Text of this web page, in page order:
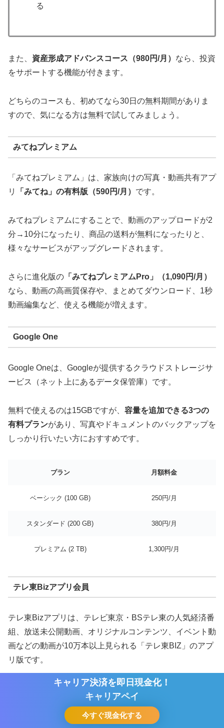
る
また、 資産形成アドバンスコース（980円/月） なら、投資
をサポートする機能が付きます。
どちらのコースも、初めてなら30日の無料期間がありま
すので、気になる方は無料で試してみましょう。
みてねプレミアム
「みてねプレミアム」は、家族向けの写真・動画共有アプ
リ
「みてね」の有料版（590円/月） です。
みてねプレミアムにすることで、動画のアップロードが2
分→10分になったり、商品の送料が無料になったりと、
様々なサービスがアップグレードされます。
さらに進化版の 「みてねプレミアムPro」（1,090円/月）
なら、動画の高画質保存や、まとめてダウンロード、1秒
動画編集など、使える機能が増えます。
Google One
Google Oneは、Googleが提供するクラウドストレージサ
ービス（ネット上にあるデータ保管庫）です。
無料で使えるのは15GBですが、 容量を追加できる3つの
有料プランがあり、写真やドキュメントのバックアップを
しっかり行いたい方におすすめです。
プラン 月額料金
ベーシック (100 GB) 250円/月
スタンダード (200 GB) 380円/月
プレミアム (2 TB) 1,300円/月
テレ東Bizアプリ会員
テレ東Bizアプリは、テレビ東京・BSテレ東の人気経済番
組、放送未公開動画、オリジナルコンテンツ、イベント動
画などの動画が10万本以上見られる「テレ東BIZ」のアプ
リ版です。
個人投資家が情報源にしている番組として有名な「News
モーニングサテライト」や、「WBS（ワールドビジネス
サテライト）」をいつでも視聴可能。
キャリア決済を即日現金化！
キャリアペイ
今すぐ現金化する
キャリア決済を即日現金化！
キャリアペイ
今すぐ現金化する
シェア トップ